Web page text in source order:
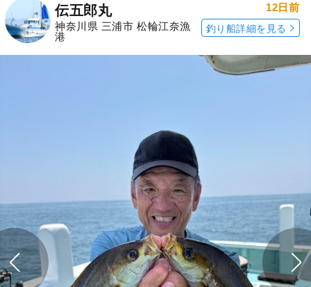
伝五郎丸
神奈川県 三浦市 松輪江奈漁
港
12日前
釣り船詳細を見る